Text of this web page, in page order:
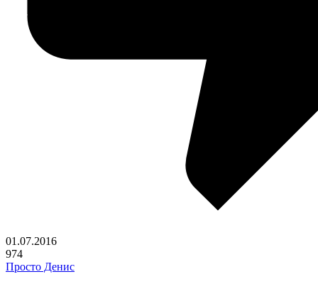
01.07.2016
974
Просто Денис